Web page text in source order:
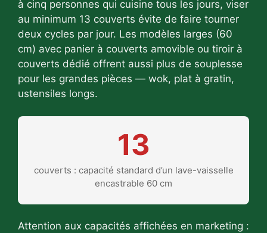
à cinq personnes qui cuisine tous les jours, viser
au minimum 13 couverts évite de faire tourner
deux cycles par jour. Les modèles larges (60
cm) avec panier à couverts amovible ou tiroir à
couverts dédié offrent aussi plus de souplesse
pour les grandes pièces — wok, plat à gratin,
ustensiles longs.
13
couverts : capacité standard d’un lave-vaisselle
encastrable 60 cm
Attention aux capacités affichées en marketing :